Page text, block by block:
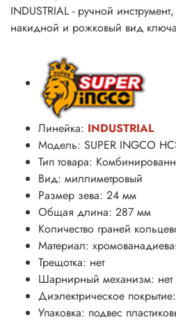
INDUSTRIAL - ручной
накидной и рожковый вид
Линейка: INDUSTRIAL
Модель: SUPER INGCO
Тип товара:
Вид: миллиметровый
Размер зева: 24 мм
Общая длина: 287 мм
Количество граней
Материал:
Трещотка: нет
Шарнирный механизм: нет
Диэлектрическое
Упаковка: подвес